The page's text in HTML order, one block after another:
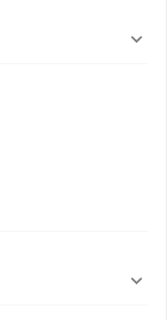

